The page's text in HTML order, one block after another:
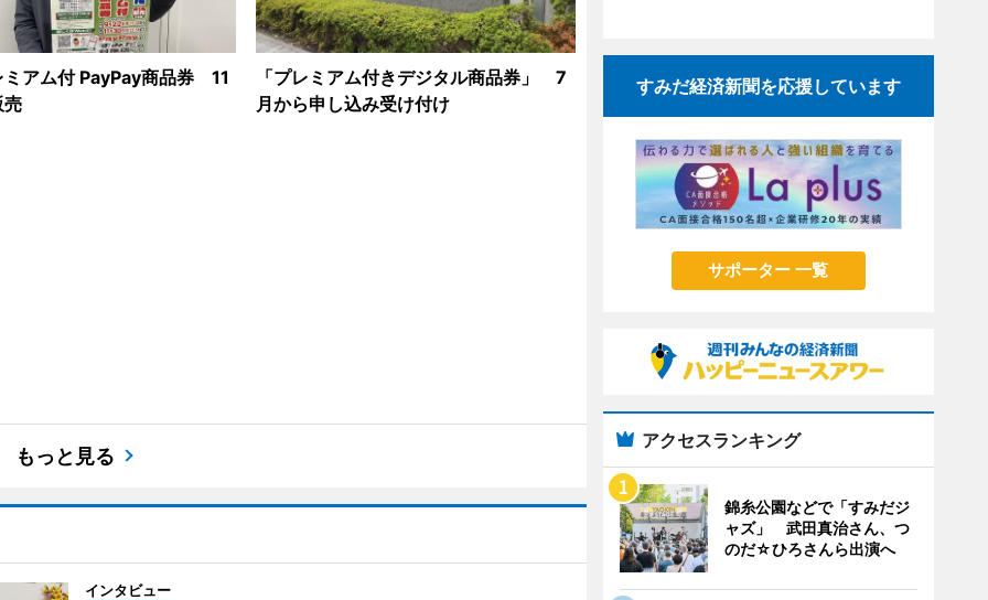
ミアム付 PayPay商品券 11
売
「プレミアム付きデジタル商品券」 7
月から申し込み受け付け
もっと見る
インタビュー
すみだ経済新聞を応援しています
サポーター 一覧
アクセスランキング
錦糸公園などで「すみだジ
ャズ」 武田真治さん、つ
のだ☆ひろさんら出演へ